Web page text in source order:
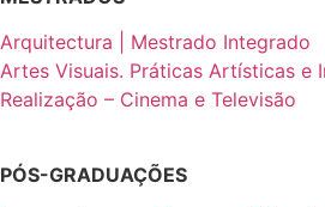
Arquitectura | Mestrado Integrado
Artes Visuais. Práticas Artísticas e
Realização – Cinema e Televisão
PÓS-GRADUAÇÕES